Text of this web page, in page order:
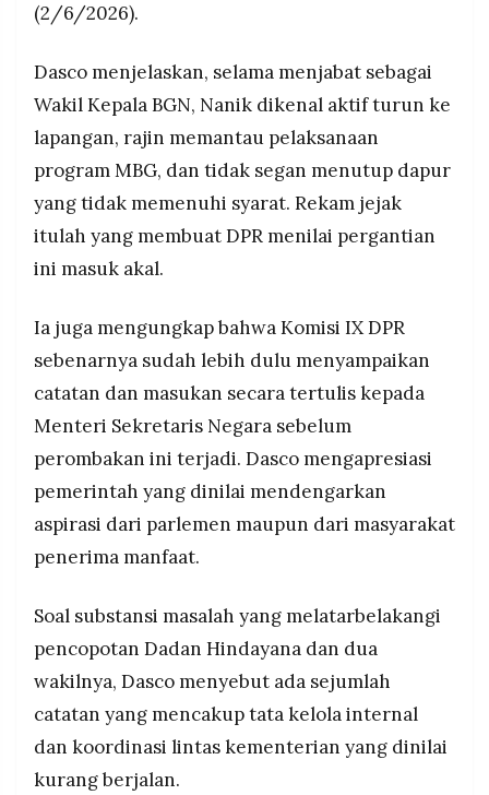
PT.
PRAMUDITA
(2/6/2026).
Dasco menjelaskan, selama menjabat sebagai
Wakil Kepala BGN, Nanik dikenal aktif turun ke
lapangan, rajin memantau pelaksanaan
program MBG, dan tidak segan menutup dapur
yang tidak memenuhi syarat. Rekam jejak
itulah yang membuat DPR menilai pergantian
ini masuk akal.
Ia juga mengungkap bahwa Komisi IX DPR
sebenarnya sudah lebih dulu menyampaikan
catatan dan masukan secara tertulis kepada
Menteri Sekretaris Negara sebelum
perombakan ini terjadi. Dasco mengapresiasi
pemerintah yang dinilai mendengarkan
aspirasi dari parlemen maupun dari masyarakat
penerima manfaat.
Soal substansi masalah yang melatarbelakangi
pencopotan Dadan Hindayana dan dua
wakilnya, Dasco menyebut ada sejumlah
catatan yang mencakup tata kelola internal
dan koordinasi lintas kementerian yang dinilai
kurang berjalan.